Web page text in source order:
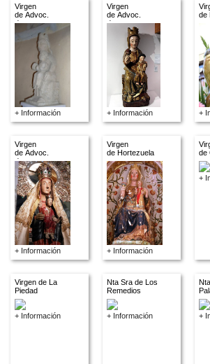
Virgen
de Advoc.
descon.
+ Información
Virgen
de Advoc.
descon.
+ Información
de
+
Virgen
de Advoc.
descon.
+ Información
Virgen
de Hortezuela
+ Información
de
+
Virgen de La
Piedad
+ Información
Nta Sra de Los
Remedios
+ Información +